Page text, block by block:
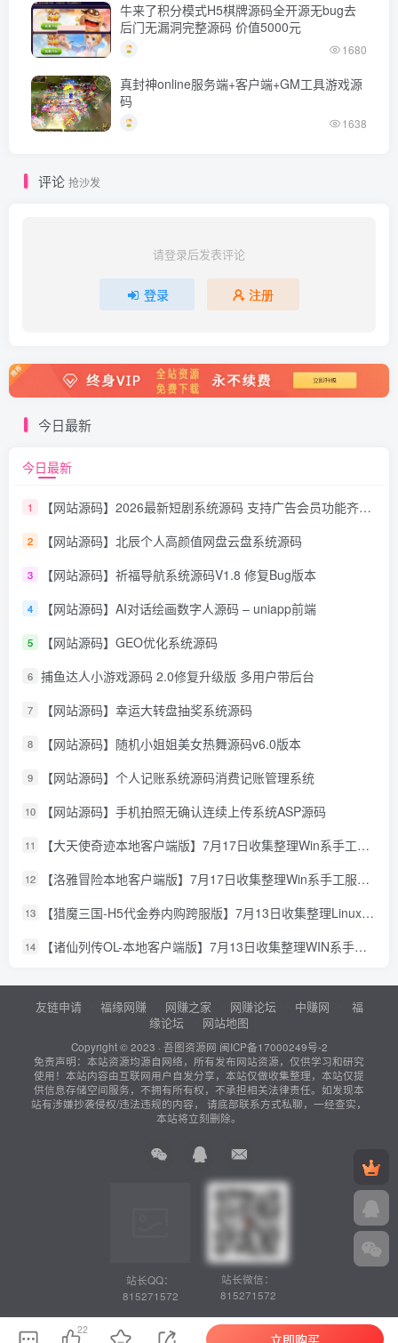
牛来了积分模式H5棋牌源码全开源无bug去
后门无漏洞完整源码 价值5000元
1680
真封神online服务端+客户端+GM工具游戏源
码
1638
评论 抢沙发
请登录后发表评论
登录 注册
今日最新
今日最新
1 【网站源码】2026最新短剧系统源码 支持广告会员功能齐全短剧源码
2 【网站源码】北辰个人高颜值网盘云盘系统源码
3 【网站源码】祈福导航系统源码V1.8 修复Bug版本
4 【网站源码】AI对话绘画数字人源码 – uniapp前端
5 【网站源码】GEO优化系统源码
6 捕鱼达人小游戏源码 2.0修复升级版 多用户带后台
7 【网站源码】幸运大转盘抽奖系统源码
8 【网站源码】随机小姐姐美女热舞源码v6.0版本
9 【网站源码】个人记账系统源码消费记账管理系统
10 【网站源码】手机拍照无确认连续上传系统ASP源码
11 【大天使奇迹本地客户端版】7月17日收集整理Win系手工服务端-怀旧奇迹页游-详细文本搭建教程-GM授权管理后台-PC客户端
12 【洛雅冒险本地客户端版】7月17日收集整理Win系手工服务端-经典冒险页游-详细文本搭建教程-PC客户端
13 【猎魔三国-H5代金券内购跨服版】7月13日收集整理Linux手工服务端-典藏卡牌回合手游-详细文本搭建教程-通用视频教程-GM管理授权后台-简易安卓客户端
14 【诸仙列传OL-本地客户端版】7月13日收集整理WIN系手工服务端-经典修真页游-详细文本搭建教程-GM工具-PC客户端
友链申请 福缘网赚 网赚之家 网赚论坛 中赚网
福
缘论坛
网站地图
Copyright © 2023 · 吾图资源网 闽ICP备17000249号-2
免责声明：本站资源均源自网络，所有发布网站资源，仅供学习和研究
使用！本站内容由互联网用户自发分享，本站仅做收集整理，本站仅提
供信息存储空间服务，不拥有所有权，不承担相关法律责任。如发现本
站有涉嫌抄袭侵权/违法违规的内容， 请底部联系方式私聊，一经查实，
本站将立刻删除。
站长QQ：
815271572
站长微信：
815271572
22
立即购买